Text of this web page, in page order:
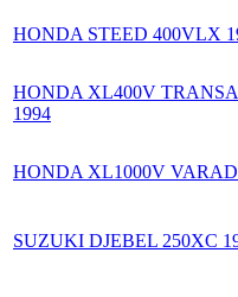
HONDA STEED 400VLX
HONDA XL400V
1994
HONDA XL1000V
SUZUKI DJEBEL 250XC